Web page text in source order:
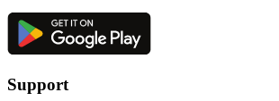
Support